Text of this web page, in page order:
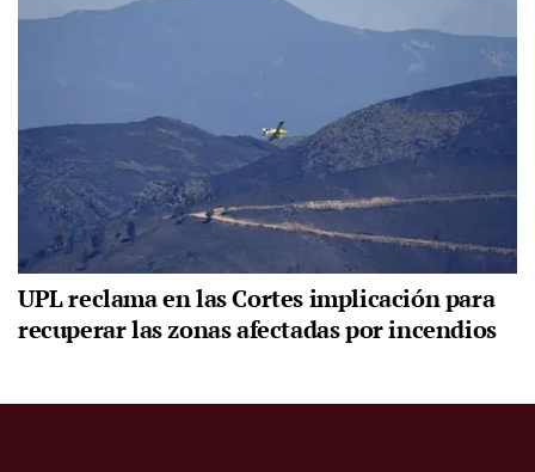
UPL reclama en las Cortes implicación para
recuperar las zonas afectadas por incendios